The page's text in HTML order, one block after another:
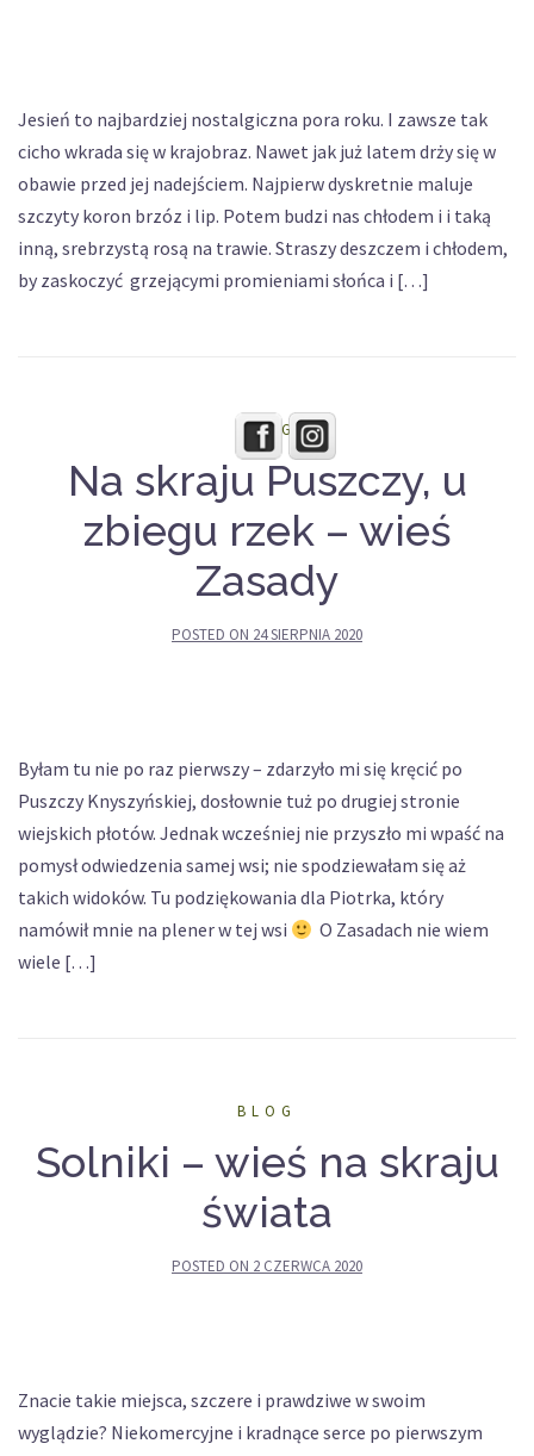
Jesień to najbardziej nostalgiczna pora roku. I zawsze tak
cicho wkrada się w krajobraz. Nawet jak już latem drży się w
obawie przed jej nadejściem. Najpierw dyskretnie maluje
szczyty koron brzóz i lip. Potem budzi nas chłodem i i taką
inną, srebrzystą rosą na trawie. Straszy deszczem i chłodem,
by zaskoczyć grzejącymi promieniami słońca i […]
BLOG
Na skraju Puszczy, u
zbiegu rzek – wieś
Zasady
POSTED ON 24 SIERPNIA 2020
Byłam tu nie po raz pierwszy – zdarzyło mi się kręcić po
Puszczy Knyszyńskiej, dosłownie tuż po drugiej stronie
wiejskich płotów. Jednak wcześniej nie przyszło mi wpaść na
pomysł odwiedzenia samej wsi; nie spodziewałam się aż
takich widoków. Tu podziękowania dla Piotrka, który
namówił mnie na plener w tej wsi
O Zasadach nie wiem
wiele […]
BLOG
Solniki – wieś na skraju
świata
POSTED ON 2 CZERWCA 2020
Znacie takie miejsca, szczere i prawdziwe w swoim
wyglądzie? Niekomercyjne i kradnące serce po pierwszym